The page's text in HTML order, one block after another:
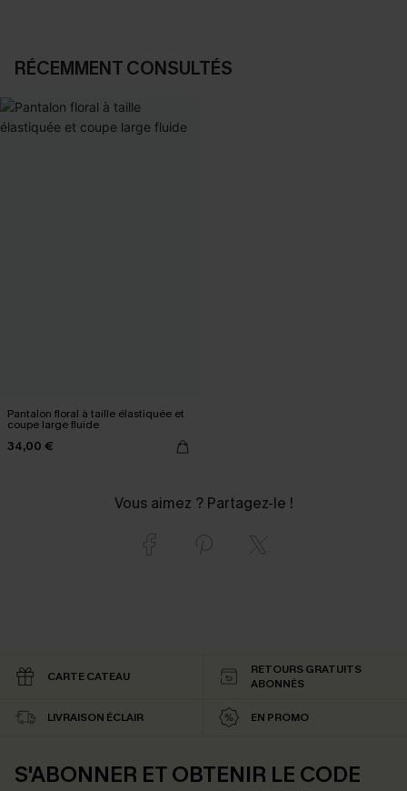
RÉCEMMENT CONSULTÉS
Pantalon floral à taille élastiquée et
coupe large fluide
34,00 €
Vous aimez ? Partagez-le !
CARTE CATEAU
RETOURS GRATUITS
ABONNÉS
LIVRAISON ÉCLAIR EN PROMO
S'ABONNER ET OBTENIR LE CODE